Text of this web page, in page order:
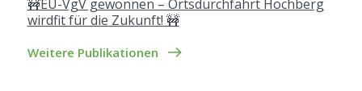
🚧EU-VgV gewonnen – Ortsdurchfahrt Hochberg
wirdfit für die Zukunft! 🚧
Weitere Publikationen